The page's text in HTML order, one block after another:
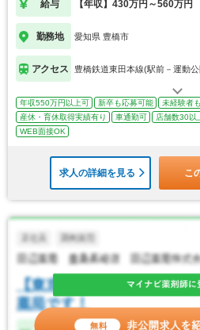
給与 【年収】430万円～560万円
勤務地 愛知県 豊橋市
アクセス 豊橋鉄道東田本線(駅前－運動
年収550万円以上可 新卒も応募可能 未経験者
産休・育休取得実績有り
車通勤可 店舗数30以
WEB面接OK
求人の詳細を見る こ